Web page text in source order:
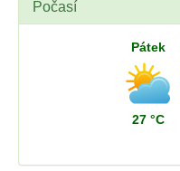
Počasí
Pátek
27 °C